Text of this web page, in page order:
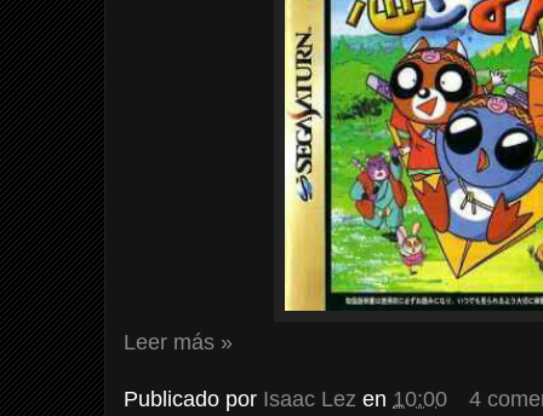
Leer más »
Publicado por Isaac Lez en 10:00
4